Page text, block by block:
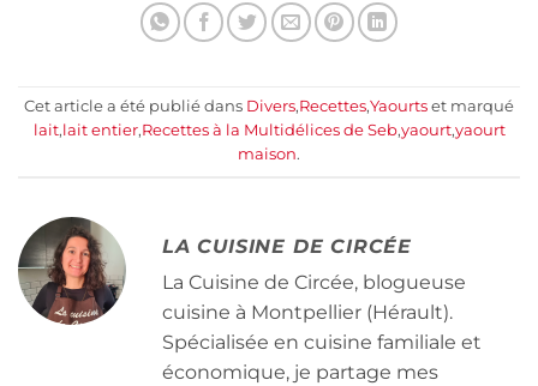
Cet article a été publié dans Divers,Recettes,Yaourts et marqué
lait,lait entier,Recettes à la Multidélices de Seb,yaourt,yaourt
maison.
LA CUISINE DE CIRCÉE
La Cuisine de Circée, blogueuse
cuisine à Montpellier (Hérault).
Spécialisée en cuisine familiale et
économique, je partage mes